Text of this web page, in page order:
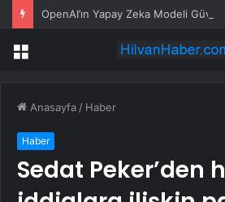
Menü
Anasayfa / Haber
Haber
Sedat Peker’den